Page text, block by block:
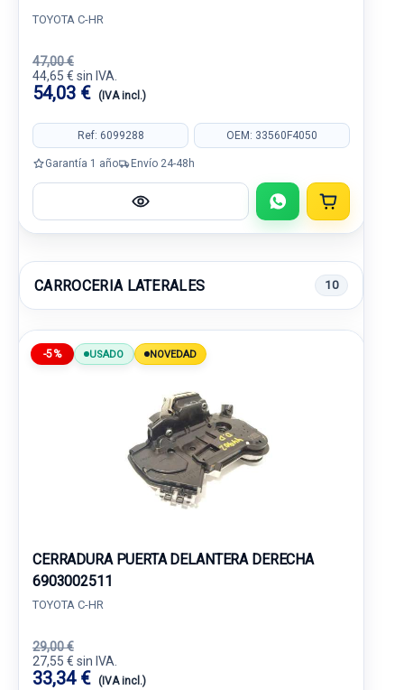
TOYOTA C-HR
47,00 €
44,65 € sin IVA.
54,03 € (IVA incl.)
Ref: 6099288 OEM: 33560F4050
Garantía 1 año Envío 24-48h
CARROCERIA LATERALES 10
-5% USADO NOVEDAD
CERRADURA PUERTA DELANTERA DERECHA
6903002511
TOYOTA C-HR
29,00 €
27,55 € sin IVA.
33,34 € (IVA incl.)